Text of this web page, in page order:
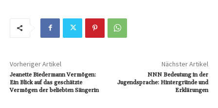
Vorheriger Artikel
Jeanette Biedermann Vermögen:
Ein Blick auf das geschätzte
Vermögen der beliebten Sängerin
Nächster Artikel
NNN Bedeutung in der
Jugendsprache: Hintergründe und
Erklärungen